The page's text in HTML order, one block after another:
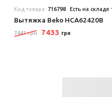
Код товара: 716798 Есть на складе
Вытяжка Beko HCA62420B
7441 грн 7433 грн